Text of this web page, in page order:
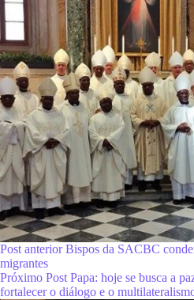
PostanteriorBispos da SACBC
migrantes
Próximo Post Papa: hoje se busca a
fortalecer o diálogo e o